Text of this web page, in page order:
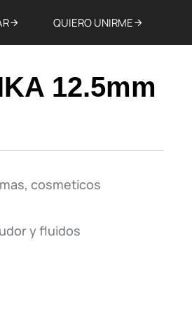
QUIERO UNIRME
12.5mm
cosmeticos
y fluidos